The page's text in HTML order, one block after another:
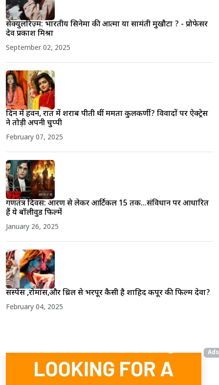
सेक्युलरिज़्म: भारतीय सिनेमा की आत्मा या सामंती मुखौटा ? - प्रोफेसर
देव प्रकाश मिश्रा
September 02, 2025
दिन में हवन, रात में शराब पीती थीं ममता कुलकर्णी? विवादों पर ऐक्ट्रेस
ने तोड़ी अपनी चुप्पी
February 07, 2025
गणतंत्र दिवस: आरक्षण से लेकर आर्टिकल 15 तक...संविधान पर आधारित
हैं ये बॉलीवुड फिल्में
January 26, 2025
सस्पेंस ,रोमांस,और थ्रिल से भरपूर कैसी है शाहिद कपूर की फिल्म देवा?
February 04, 2025
Ads